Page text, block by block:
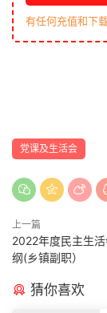
有任何充值和下
党课及生活会
上一篇
2022年度民主生
纲(乡镇副职）
猜你喜欢